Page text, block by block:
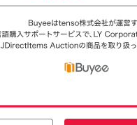
チオ
H&M ベアトップ オールイ
ンワン ロンパース S〜M
サイズ ネイビー系
400